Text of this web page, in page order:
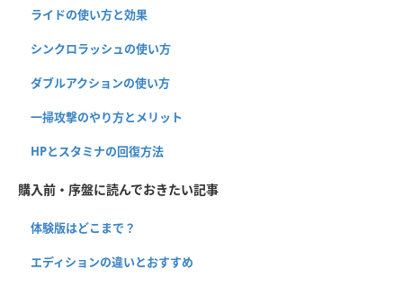
ライドの使い方と効果
シンクロラッシュの使い方
ダブルアクションの使い方
一掃攻撃のやり方とメリット
HPとスタミナの回復方法
購入前・序盤に読んでおきたい記事
体験版はどこまで？
エディションの違いとおすすめ